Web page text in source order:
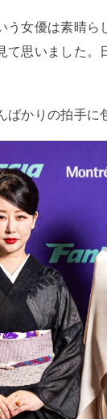
女優は素晴ら
て思いました
かりの拍手に